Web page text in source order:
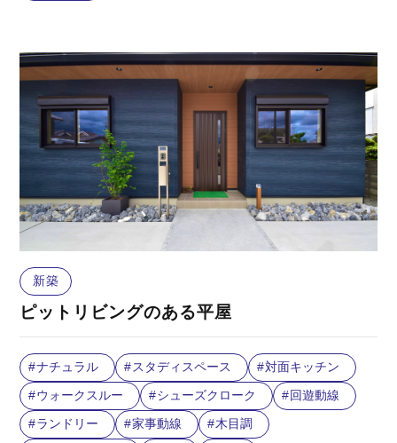
新築
ピットリビングのある平屋
ナチュラル スタディスペース
対面キッチン
ウォークスルー
シューズクローク
回遊動線
ランドリー
家事動線
木目調